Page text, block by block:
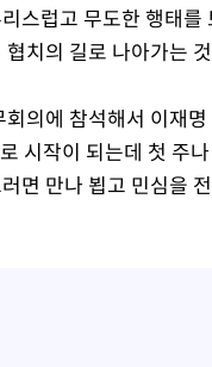
스럽고 무도한 행태
협치의 길로 나아가는
의에 참석해서 이재
시작이 되는데 첫 주
면 만나 뵙고 민심을